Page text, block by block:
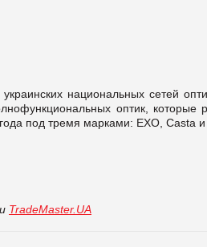
национальных сетей
оптик,
под тремя марками: EXO, Casta и
TradeMaster.UA